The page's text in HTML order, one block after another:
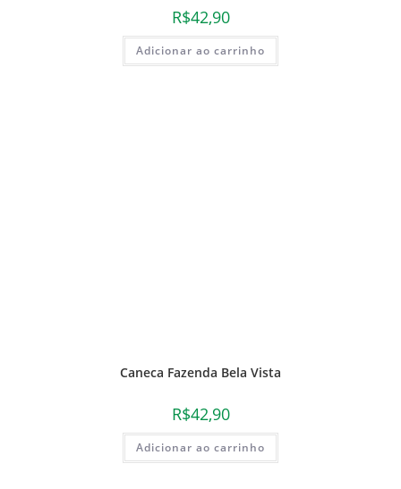
R$42,90
Adicionar ao carrinho
Caneca Fazenda Bela Vista
R$42,90
Adicionar ao carrinho